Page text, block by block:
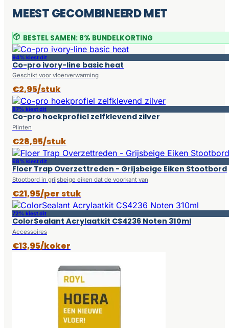
MEEST GECOMBINEERD MET
BESTEL SAMEN: 8% BUNDELKORTING
94% kiest dit
Co-pro ivory-line basic heat
Geschikt voor vloerverwarming
€2,95/stuk
87% kiest dit
Co-pro hoekprofiel zelfklevend zilver
Plinten
€28,95/stuk
68% kiest dit
Floer Trap Overzettreden - Grijsbeige Eiken Stootbord
Stootbord in grijsbeige eiken dat de voorkant van
€21,95/per stuk
72% kiest dit
ColorSealant Acrylaatkit CS4236 Noten 310ml
Accessoires
€13,95/koker